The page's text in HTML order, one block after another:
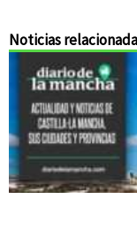
Noticias